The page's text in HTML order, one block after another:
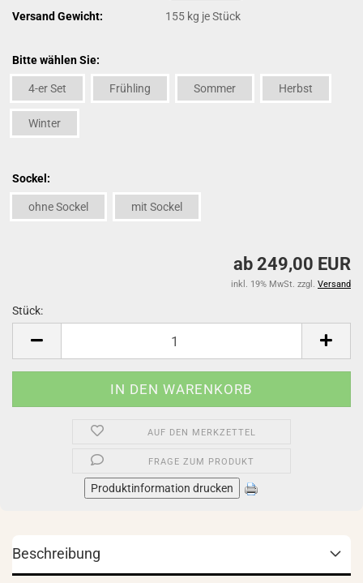
Versand Gewicht:
155 kg je Stück
Bitte wählen Sie:
4-er Set Frühling Sommer Herbst
Winter
Sockel:
ohne Sockel mit Sockel
ab 249,00 EUR
inkl. 19% MwSt. zzgl. Versand
Stück:
AUF DEN MERKZETTEL
FRAGE ZUM PRODUKT
Produktinformation drucken
Beschreibung